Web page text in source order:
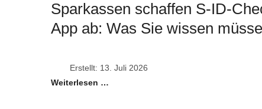
Sparkassen schaffen S-ID-
App ab: Was Sie wissen
Erstellt: 13. Juli 2026
Weiterlesen …